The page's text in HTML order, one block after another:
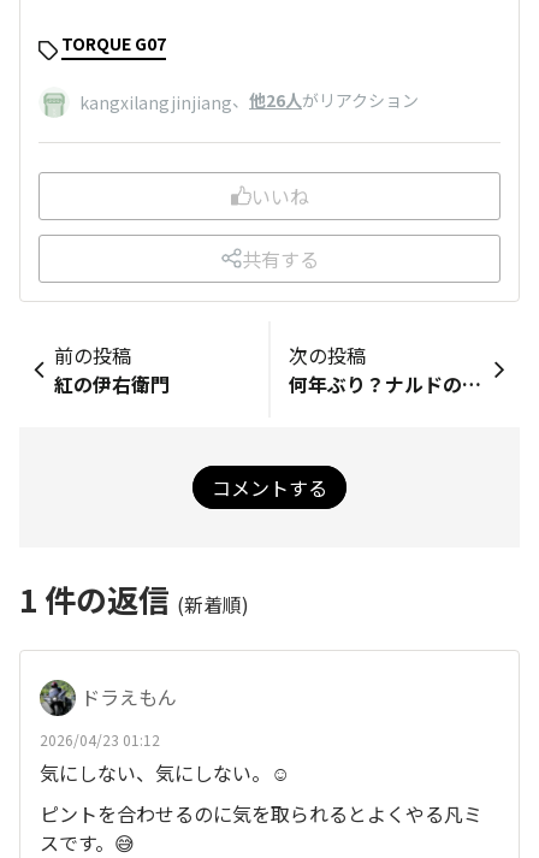
TORQUE G07
kangxilangjinjiang、 他26人がリアクション
いいね
共有する
前の投稿
紅の伊右衛門
次の投稿
何年ぶり？ナルドのドライブスルー
コメントする
1 件の返信 (新着順)
ドラえもん
2026/04/23 01:12
気にしない、気にしない。☺️
ピントを合わせるのに気を取られるとよくやる凡ミ
スです。😅